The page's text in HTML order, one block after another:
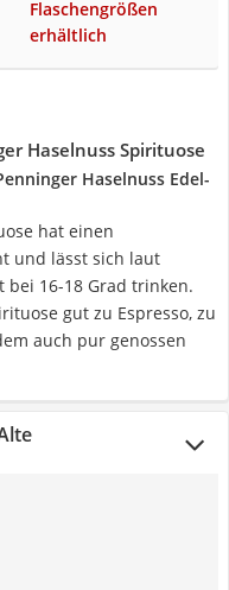
Flaschengrößen
erhältlich
Haselnuss Spirituose
Haselnuss Edel-
hat einen
und lässt sich laut
16-18 Grad trinken.
gut zu Espresso, zu
auch pur genossen